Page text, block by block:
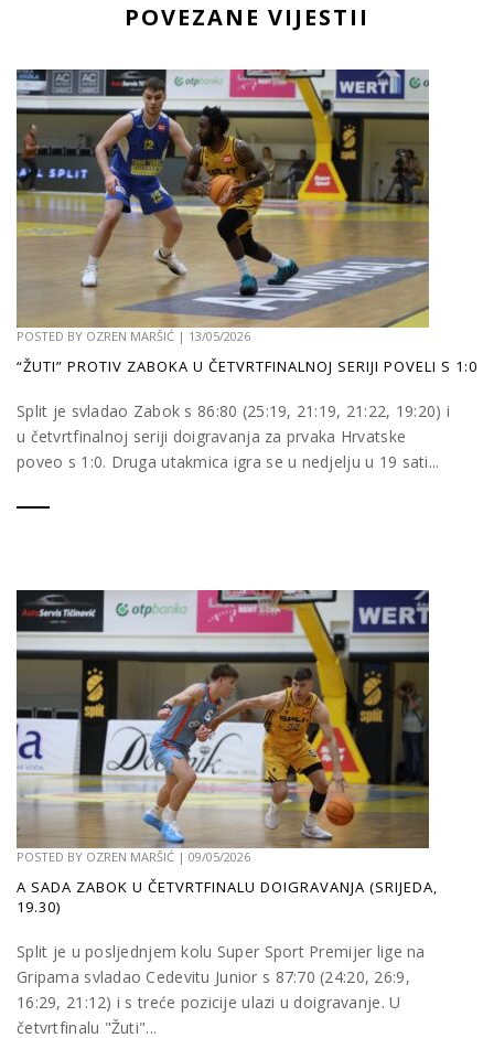
POVEZANE VIJESTII
POSTED BY OZREN MARŠIĆ | 13/05/2026
“ŽUTI” PROTIV ZABOKA U ČETVRTFINALNOJ SERIJI POVELI S 1:0
Split je svladao Zabok s 86:80 (25:19, 21:19, 21:22, 19:20) i
u četvrtfinalnoj seriji doigravanja za prvaka Hrvatske
poveo s 1:0. Druga utakmica igra se u nedjelju u 19 sati...
POSTED BY OZREN MARŠIĆ | 09/05/2026
A SADA ZABOK U ČETVRTFINALU DOIGRAVANJA (SRIJEDA,
19.30)
Split je u posljednjem kolu Super Sport Premijer lige na
Gripama svladao Cedevitu Junior s 87:70 (24:20, 26:9,
16:29, 21:12) i s treće pozicije ulazi u doigravanje. U
četvrtfinalu "Žuti"...